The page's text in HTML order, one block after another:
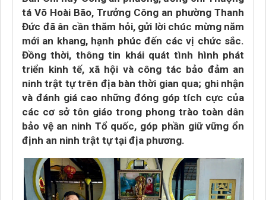
tá Võ Hoài Bão, Trưởng Công an phường Thanh
Đức đã ân cần thăm hỏi, gửi lời chúc mừng năm
mới an khang, hạnh phúc đến các vị chức sắc.
Đồng thời, thông tin khái quát tình hình phát
triển kinh tế, xã hội và công tác bảo đảm an
ninh trật tự trên địa bàn thời gian qua; ghi nhận
và đánh giá cao những đóng góp tích cực của
các cơ sở tôn giáo trong phong trào toàn dân
bảo vệ an ninh Tổ quốc, góp phần giữ vững ổn
định an ninh trật tự tại địa phương.